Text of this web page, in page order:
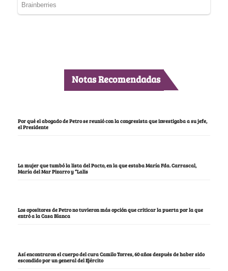
Notas Recomendadas
Por qué el abogado de Petro se reunió con la congresista que investigaba a su jefe,
el Presidente
La mujer que tumbó la lista del Pacto, en la que estaba María Fda. Carrascal,
María del Mar Pizarro y “Lalis
Los opositores de Petro no tuvieron más opción que criticar la puerta por la que
entró a la Casa Blanca
Así encontraron el cuerpo del cura Camilo Torres, 60 años después de haber sido
escondido por un general del Ejército